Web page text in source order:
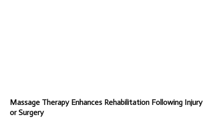
Massage Therapy Enhances Rehabilitation Following Injury
or Surgery